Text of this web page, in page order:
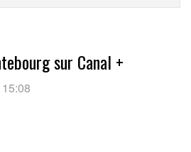
sur Canal +